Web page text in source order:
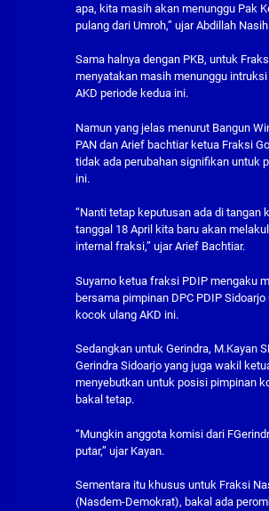
apa, kita masih akan menunggu Pak
pulang dari Umroh,” ujar Abdillah Nasih.
Sama halnya dengan PKB, untuk
menyatakan masih menunggu
AKD periode kedua ini.
Namun yang jelas menurut Bangun
PAN dan Arief bachtiar ketua Fraksi
tidak ada perubahan signifikan untuk
ini.
“Nanti tetap keputusan ada di tangan
tanggal 18 April kita baru akan
internal fraksi,” ujar Arief Bachtiar.
Suyarno ketua fraksi PDIP mengaku
bersama pimpinan DPC PDIP
kocok ulang AKD ini.
Sedangkan untuk Gerindra, M.Kayan
Gerindra Sidoarjo yang juga wakil
menyebutkan untuk posisi pimpinan
bakal tetap.
“Mungkin anggota komisi dari
putar,” ujar Kayan.
Sementara itu khusus untuk Fraksi
(Nasdem-Demokrat), bakal ada